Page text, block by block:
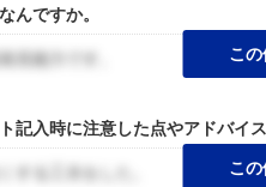
んですか。
見能力です。 こ
記入時に注意した点やアドバイス
こ